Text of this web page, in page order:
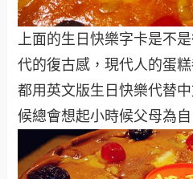
上面的生日快樂字卡是不
代的復古感，現代人的蛋
都用英文版生日快樂代替
候總會想起小時候父母為